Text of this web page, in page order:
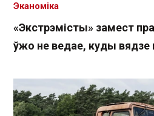
«Экстрэмісты» замест
ўжо не ведае, куды вядзе
Эканоміка